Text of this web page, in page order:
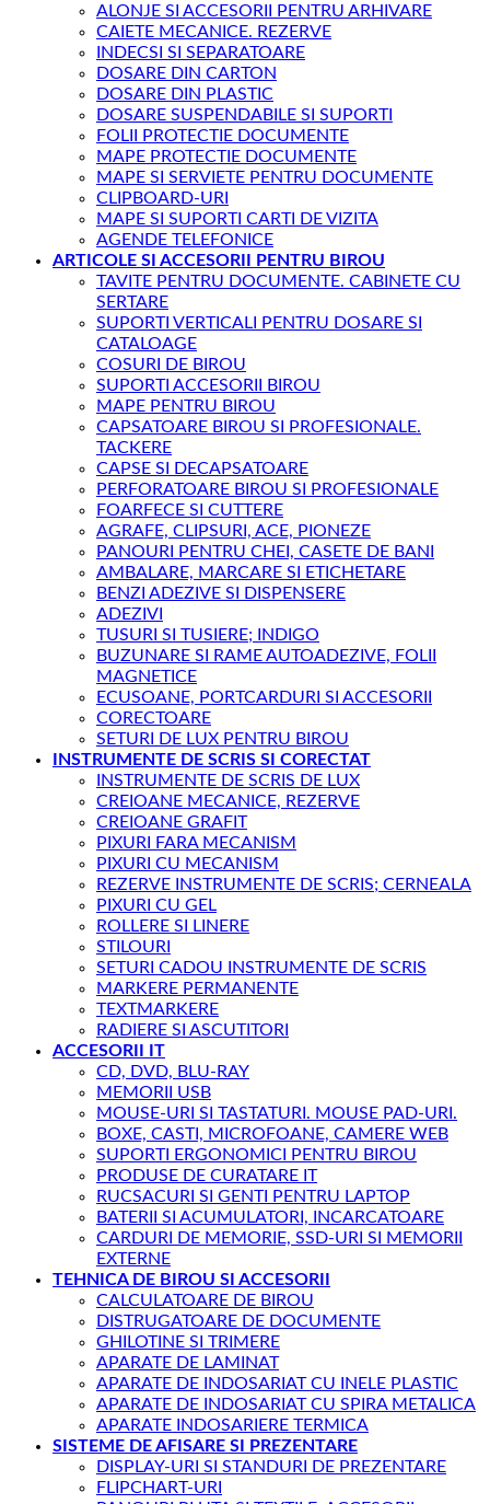
ALONJE SI ACCESORII PENTRU ARHIVARE
CAIETE MECANICE. REZERVE
INDECSI SI SEPARATOARE
DOSARE DIN CARTON
DOSARE DIN PLASTIC
DOSARE SUSPENDABILE SI SUPORTI
FOLII PROTECTIE DOCUMENTE
MAPE PROTECTIE DOCUMENTE
MAPE SI SERVIETE PENTRU DOCUMENTE
CLIPBOARD-URI
MAPE SI SUPORTI CARTI DE VIZITA
AGENDE TELEFONICE
ARTICOLE SI ACCESORII PENTRU BIROU
TAVITE PENTRU DOCUMENTE. CABINETE CU
SERTARE
SUPORTI VERTICALI PENTRU DOSARE SI
CATALOAGE
COSURI DE BIROU
SUPORTI ACCESORII BIROU
MAPE PENTRU BIROU
CAPSATOARE BIROU SI PROFESIONALE.
TACKERE
CAPSE SI DECAPSATOARE
PERFORATOARE BIROU SI PROFESIONALE
FOARFECE SI CUTTERE
AGRAFE, CLIPSURI, ACE, PIONEZE
PANOURI PENTRU CHEI, CASETE DE BANI
AMBALARE, MARCARE SI ETICHETARE
BENZI ADEZIVE SI DISPENSERE
ADEZIVI
TUSURI SI TUSIERE; INDIGO
BUZUNARE SI RAME AUTOADEZIVE, FOLII
MAGNETICE
ECUSOANE, PORTCARDURI SI ACCESORII
CORECTOARE
SETURI DE LUX PENTRU BIROU
INSTRUMENTE DE SCRIS SI CORECTAT
INSTRUMENTE DE SCRIS DE LUX
CREIOANE MECANICE, REZERVE
CREIOANE GRAFIT
PIXURI FARA MECANISM
PIXURI CU MECANISM
REZERVE INSTRUMENTE DE SCRIS; CERNEALA
PIXURI CU GEL
ROLLERE SI LINERE
STILOURI
SETURI CADOU INSTRUMENTE DE SCRIS
MARKERE PERMANENTE
TEXTMARKERE
RADIERE SI ASCUTITORI
ACCESORII IT
CD, DVD, BLU-RAY
MEMORII USB
MOUSE-URI SI TASTATURI. MOUSE PAD-URI.
BOXE, CASTI, MICROFOANE, CAMERE WEB
SUPORTI ERGONOMICI PENTRU BIROU
PRODUSE DE CURATARE IT
RUCSACURI SI GENTI PENTRU LAPTOP
BATERII SI ACUMULATORI, INCARCATOARE
CARDURI DE MEMORIE, SSD-URI SI MEMORII
EXTERNE
TEHNICA DE BIROU SI ACCESORII
CALCULATOARE DE BIROU
DISTRUGATOARE DE DOCUMENTE
GHILOTINE SI TRIMERE
APARATE DE LAMINAT
APARATE DE INDOSARIAT CU INELE PLASTIC
APARATE DE INDOSARIAT CU SPIRA METALICA
APARATE INDOSARIERE TERMICA
SISTEME DE AFISARE SI PREZENTARE
DISPLAY-URI SI STANDURI DE PREZENTARE
FLIPCHART-URI